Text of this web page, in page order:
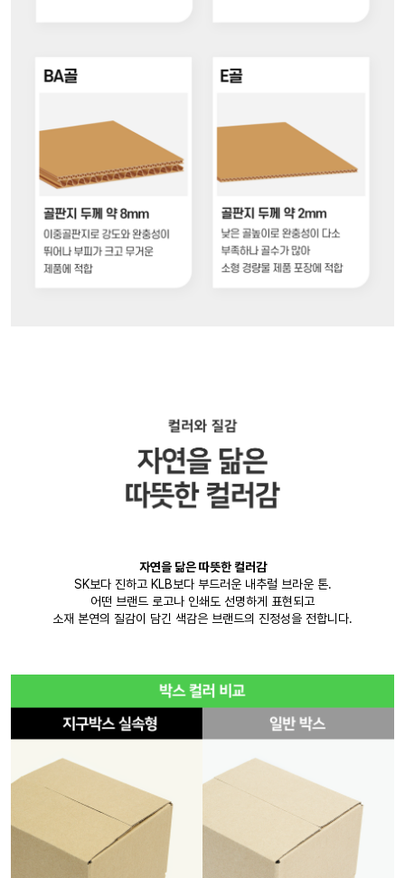
자연을 닮은 따뜻한 컬러감
SK보다 진하고 KLB보다 부드러운 내추럴 브라운 톤.
어떤 브랜드 로고나 인쇄도 선명하게 표현되고
소재 본연의 질감이 담긴 색감은 브랜드의 진정성을 전합니다.